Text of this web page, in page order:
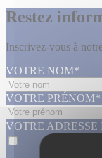
Restez
Inscrivez-vous à
VOTRE NOM*
VOTRE PRÉNOM*
VOTRE